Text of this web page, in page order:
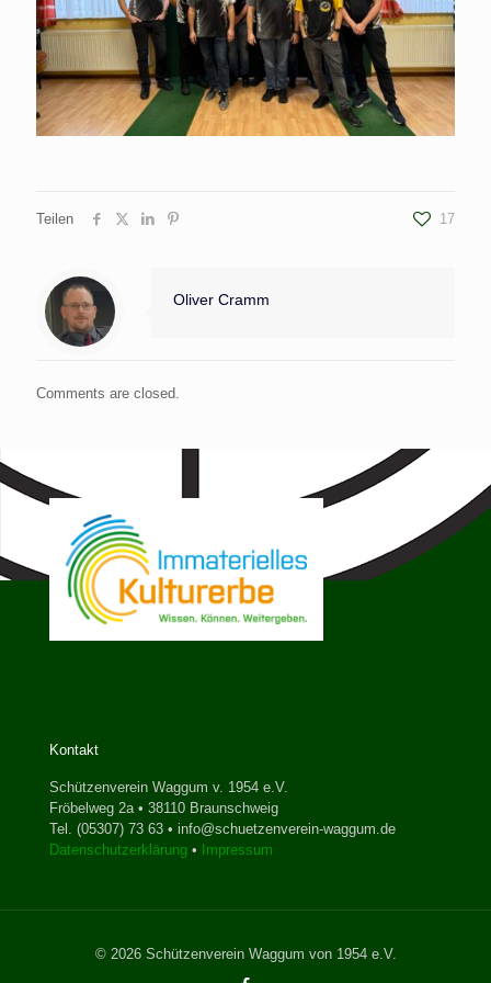
Teilen 17
Oliver Cramm
Comments are closed.
Kontakt
Schützenverein Waggum v. 1954 e.V.
Fröbelweg 2a • 38110 Braunschweig
Tel. (05307) 73 63 • info@schuetzenverein-waggum.de
Datenschutzerklärung • Impressum
© 2026 Schützenverein Waggum von 1954 e.V.